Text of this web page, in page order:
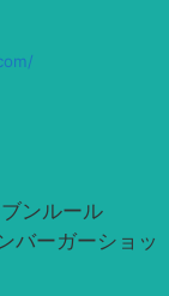
ンルール
バーガーショッ